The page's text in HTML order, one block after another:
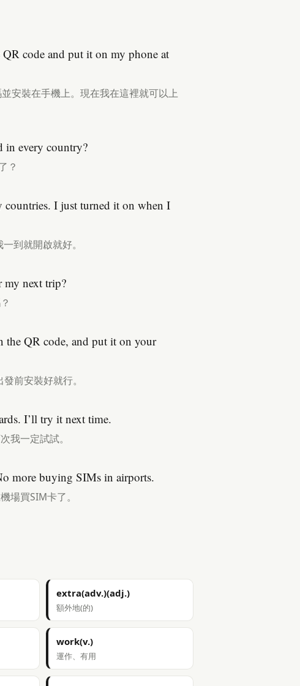
code and put it on my phone at
安裝在手機上。現在我在這裡就可以上
in every country?
？
I just turned it on when I
到就開啟就好。
my next trip?
the QR code, and put it on your
前安裝好就行。
I’ll try it next time.
我一定試試。
more buying SIMs in airports.
場買SIM卡了。
extra(adv.)(adj.)
額外地(的)
work(v.)
運作、有用